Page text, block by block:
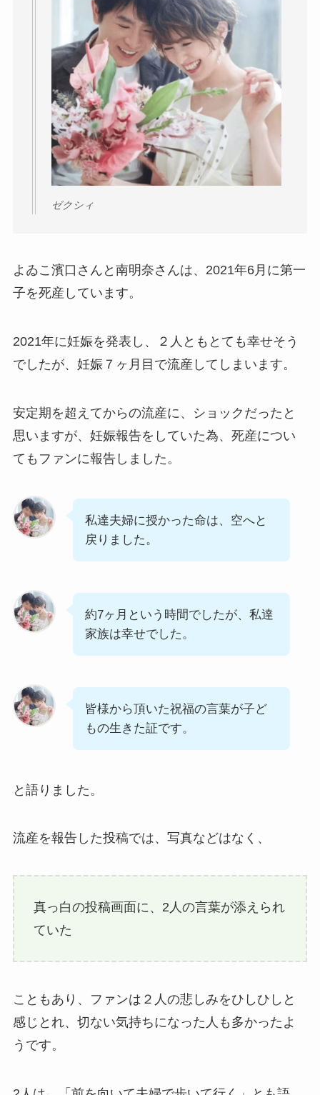
ゼクシィ
よゐこ濱口さんと南明奈さんは、2021年6月に第一
子を死産しています。
2021年に妊娠を発表し、２人ともとても幸せそう
でしたが、妊娠７ヶ月目で流産してしまいます。
安定期を超えてからの流産に、ショックだったと
思いますが、妊娠報告をしていた為、死産につい
てもファンに報告しました。
私達夫婦に授かった命は、空へと
戻りました。
約7ヶ月という時間でしたが、私達
家族は幸せでした。
皆様から頂いた祝福の言葉が子ど
もの生きた証です。
と語りました。
流産を報告した投稿では、写真などはなく、
真っ白の投稿画面に、2人の言葉が添えられ
ていた
こともあり、ファンは２人の悲しみをひしひしと
感じとれ、切ない気持ちになった人も多かったよ
うです。